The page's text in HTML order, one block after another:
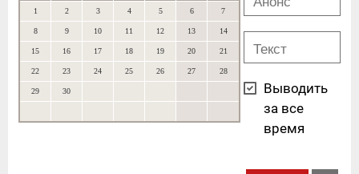
1 2 3 4 5 6 7
8 9 10 11 12 13 14
15 16 17 18 19 20 21
22 23 24 25 26 27 28
29 30
Выводить
за все
время